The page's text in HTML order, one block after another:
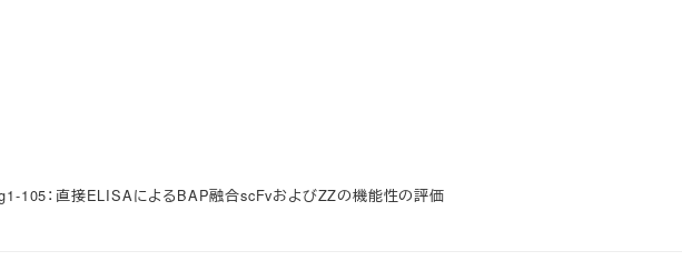
105：直接ELISAによるBAP融合scFvおよびZZの機能性の評価